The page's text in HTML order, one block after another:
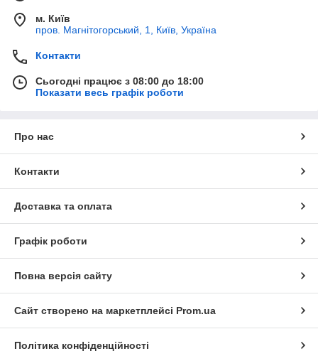
м. Київ
пров. Магнітогорський, 1, Київ, Україна
Контакти
Сьогодні працює з 08:00 до 18:00
Показати весь графік роботи
Про нас
Контакти
Доставка та оплата
Графік роботи
Повна версія сайту
Сайт створено на маркетплейсі Prom.ua
Політика конфіденційності